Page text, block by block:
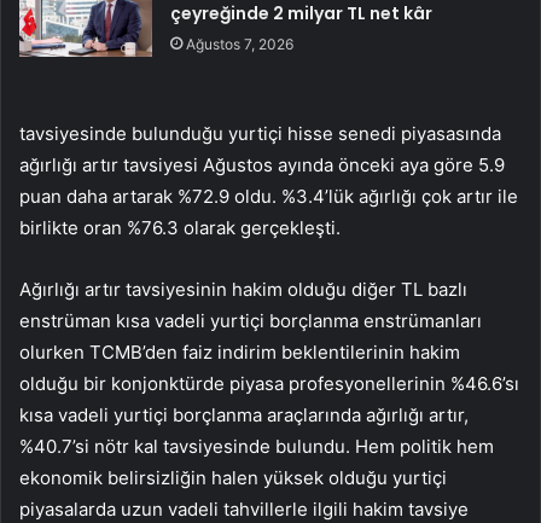
çeyreğinde 2 milyar TL net kâr
Ağustos 7, 2026
tavsiyesinde bulunduğu yurtiçi hisse senedi piyasasında
ağırlığı artır tavsiyesi Ağustos ayında önceki aya göre 5.9
puan daha artarak %72.9 oldu. %3.4’lük ağırlığı çok artır ile
birlikte oran %76.3 olarak gerçekleşti.
Ağırlığı artır tavsiyesinin hakim olduğu diğer TL bazlı
enstrüman kısa vadeli yurtiçi borçlanma enstrümanları
olurken TCMB’den faiz indirim beklentilerinin hakim
olduğu bir konjonktürde piyasa profesyonellerinin %46.6’sı
kısa vadeli yurtiçi borçlanma araçlarında ağırlığı artır,
%40.7’si nötr kal tavsiyesinde bulundu. Hem politik hem
ekonomik belirsizliğin halen yüksek olduğu yurtiçi
piyasalarda uzun vadeli tahvillerle ilgili hakim tavsiye